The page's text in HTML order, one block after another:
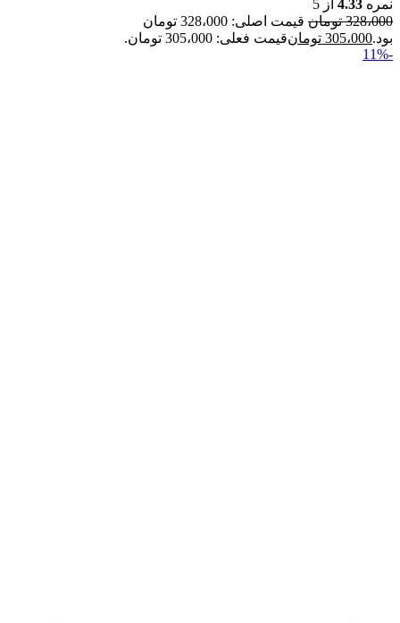
نمره 4.33 از 5
328،000 تومان
قیمت اصلی: 328،000 تومان
بود.305،000 تومانقیمت فعلی: 305،000 تومان.
-11%